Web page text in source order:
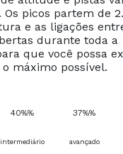
picos partem de
e as ligações
durante toda a
que você possa
máximo possível.
40%% 37%%
intermediário avançado